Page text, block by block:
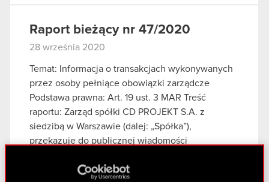
Raport bieżący nr 47/2020
28 września 2020
Temat: Informacja o transakcjach wykonywanych
przez osoby pełniące obowiązki zarządcze
Podstawa prawna: Art. 19 ust. 3 MAR Treść
raportu: Zarząd spółki CD PROJEKT S.A. z
siedzibą w Warszawie (dalej: „Spółka”),
przekazuje do publicznej wiadomości
Informacja o transakcjach wykonywanych